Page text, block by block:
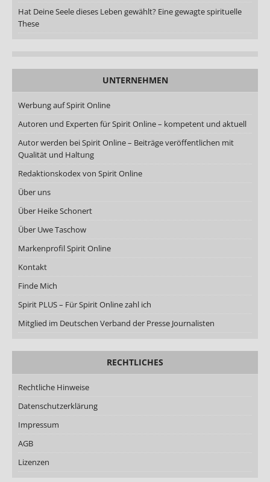
Hat Deine Seele dieses Leben gewählt? Eine gewagte spirituelle
These
UNTERNEHMEN
Werbung auf Spirit Online
Autoren und Experten für Spirit Online – kompetent und aktuell
Autor werden bei Spirit Online – Beiträge veröffentlichen mit
Qualität und Haltung
Redaktionskodex von Spirit Online
Über uns
Über Heike Schonert
Über Uwe Taschow
Markenprofil Spirit Online
Kontakt
Finde Mich
Spirit PLUS – Für Spirit Online zahl ich
Mitglied im Deutschen Verband der Presse Journalisten
RECHTLICHES
Rechtliche Hinweise
Datenschutzerklärung
Impressum
AGB
Lizenzen